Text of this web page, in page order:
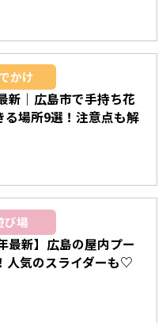
かけ
新｜広島市で手持ち花
る場所9選！注意点も解
び場
最新】広島の屋内プー
人気のスライダーも♡